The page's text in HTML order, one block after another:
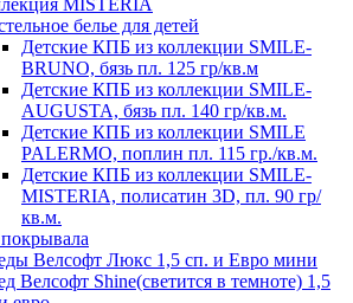
MISTERIA
белье для детей
Детские КПБ из коллекции SMILE-
BRUNO, бязь пл. 125 гр/кв.м
Детские КПБ из коллекции SMILE-
AUGUSTA, бязь пл. 140 гр/кв.м.
Детские КПБ из коллекции SMILE
PALERMO, поплин пл. 115 гр./кв.м.
Детские КПБ из коллекции SMILE-
MISTERIA, полисатин 3D, пл. 90 гр/
кв.м.
Велсофт Люкс 1,5 сп. и Евро мини
Велсофт Shine(светится в темноте) 1,5